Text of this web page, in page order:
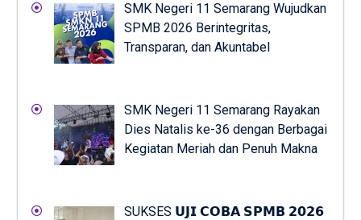
SMK Negeri 11 Semarang Wujudkan
SPMB 2026 Berintegritas,
Transparan, dan Akuntabel
SMK Negeri 11 Semarang Rayakan
Dies Natalis ke-36 dengan Berbagai
Kegiatan Meriah dan Penuh Makna
SUKSES 𝗨𝗝𝗜 𝗖𝗢𝗕𝗔 𝗦𝗣𝗠𝗕 𝟮𝟬𝟮𝟲